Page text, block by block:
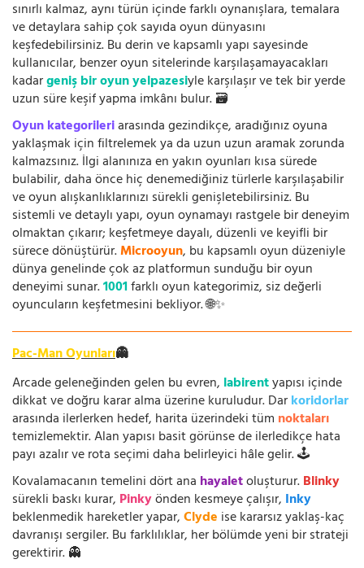
sınırlı kalmaz, aynı türün içinde farklı oynanışlara, temalara
ve detaylara sahip çok sayıda oyun dünyasını
keşfedebilirsiniz. Bu derin ve kapsamlı yapı sayesinde
kullanıcılar, benzer oyun sitelerinde karşılaşamayacakları
kadargeniş bir oyun yelpazesiyle karşılaşır ve tek bir yerde
uzun süre keşif yapma imkânı bulur. 🗃️
Oyun kategorileriarasında gezindikçe, aradığınız oyuna
yaklaşmak için filtrelemek ya da uzun uzun aramak zorunda
kalmazsınız. İlgi alanınıza en yakın oyunları kısa sürede
bulabilir, daha önce hiç denemediğiniz türlerle karşılaşabilir
ve oyun alışkanlıklarınızı sürekli genişletebilirsiniz. Bu
sistemli ve detaylı yapı, oyun oynamayı rastgele bir deneyim
olmaktan çıkarır; keşfetmeye dayalı, düzenli ve keyifli bir
sürece dönüştürür.Microoyun, bu kapsamlı oyun düzeniyle
dünya genelinde çok az platformun sunduğu bir oyun
deneyimi sunar.1001farklı oyun kategorimiz, siz değerli
oyuncuların keşfetmesini bekliyor. 🌐✨
Pac-Man Oyunları👻
Arcade geleneğinden gelen bu evren, labirentyapısı içinde
dikkat ve doğru karar alma üzerine kuruludur. Darkoridorlar
arasında ilerlerken hedef, harita üzerindeki tüm noktaları
temizlemektir. Alan yapısı basit görünse de ilerledikçe hata
payı azalır ve rota seçimi daha belirleyici hâle gelir. 🕹️
Kovalamacanın temelini dört ana hayaletoluşturur.Blinky
sürekli baskı kurar, Pinkyönden kesmeye çalışır, Inky
beklenmedik hareketler yapar,Clyde ise kararsız yaklaş-kaç
davranışı sergiler. Bu farklılıklar, her bölümde yeni bir strateji
gerektirir. 👻